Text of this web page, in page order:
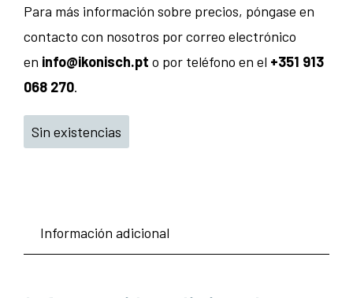
Para más información sobre precios, póngase en
contacto con nosotros por correo electrónico
en info@ikonisch.pt o por teléfono en el +351 913
068 270.
Sin existencias
Información adicional